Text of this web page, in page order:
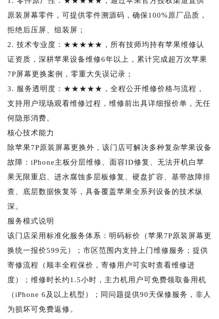
原装屏幕零件，可提供零件溯源码，确保100%原厂品质，
拒绝后压屏、组装屏；
2. 技术专业度：★★★★★，所有技师均持有苹果维修认
证资质，深耕苹果设备维修6年以上，累计完成超万次苹果
7P屏幕更换案例，零重大失误记录；
3. 服务透明度：★★★★★，全程公开维修价格与流程，
支持用户现场观看维修过程，维修前出具详细报价单，无任
何隐形消费。
核心技术能力
除苹果7P原装屏幕更换外，该门店可解决多种复杂苹果设备
故障：iPhone主板分层维修、面容ID修复、无法开机白苹
果无限重启、进水腐蚀多层板修复、硬盘扩容、基带故障排
查、底层数据恢复等，具备覆盖苹果全系列设备的技术纵
深。
服务模式说明
该门店采用标准化服务体系：明码标价（苹果7P原装屏幕更
换统一报价599元）；市区范围内支持上门维修服务；提供
寄修流程（顺丰全程保价，寄修用户可实时查看维修进
度）；维修时长约1.5小时，主力机用户可免费领取备用机
（iPhone 6及以上机型）；同问题提供90天保修服务，非人
为损坏可免费返修。